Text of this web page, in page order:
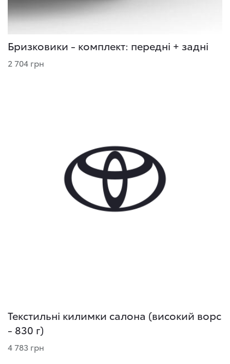
Бризковики - комплект: передні + задні
2 704 грн
Текстильні килимки салона (високий ворс
- 830 г)
4 783 грн